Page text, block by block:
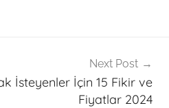
Next Post
İsteyenler İçin 15 Fikir ve
Fiyatlar 2024